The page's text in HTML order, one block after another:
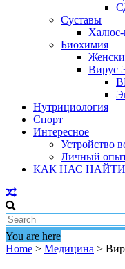
Суставы
Халюс-
Биохимия
Вирус
Нутрициология
Спорт
Интересное
Устройство
Личный
КАК НАС НАЙТИ
You are here
Home > Медицина >